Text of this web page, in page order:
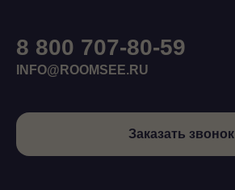
8 800 707-80-59
INFO@ROOMSEE.RU
Заказать звонок